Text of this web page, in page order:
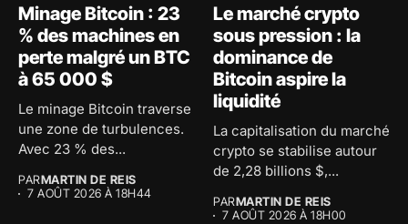
Minage Bitcoin : 23
% des machines en
perte malgré un BTC
à 65 000 $
Le minage Bitcoin traverse
une zone de turbulences.
Avec 23 % des...
PARMARTIN DE REIS
7 AOÛT 2026 À 18H44
Le marché crypto
sous pression : la
dominance de
Bitcoin aspire la
liquidité
La capitalisation du marché
crypto se stabilise autour
de 2,28 billions $,...
PARMARTIN DE REIS
7 AOÛT 2026 À 18H00